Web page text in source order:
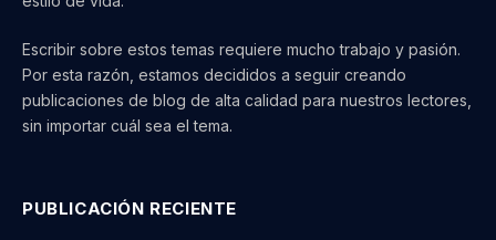
Escribir sobre estos temas requiere mucho trabajo y pasión.
Por esta razón, estamos decididos a seguir creando
publicaciones de blog de alta calidad para nuestros lectores,
sin importar cuál sea el tema.
PUBLICACIÓN RECIENTE